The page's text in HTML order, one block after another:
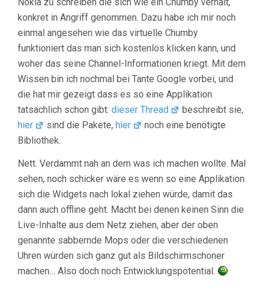
konkret in Angriff genommen. Dazu habe ich mir noch
einmal angesehen wie das virtuelle Chumby
funktioniert das man sich kostenlos klicken kann, und
woher das seine Channel-Informationen kriegt. Mit dem
Wissen bin ich nochmal bei Tante Google vorbei, und
die hat mir gezeigt dass es so eine Applikation
tatsächlich schon gibt: dieser Thread
beschreibt sie,
hier
sind die Pakete,hier
noch eine benötigte
Bibliothek.
Nett. Verdammt nah an dem was ich machen wollte. Mal
sehen, noch schicker wäre es wenn so eine Applikation
sich die Widgets nach lokal ziehen würde, damit das
dann auch offline geht. Macht bei denen keinen Sinn die
Live-Inhalte aus dem Netz ziehen, aber der oben
genannte sabbernde Mops oder die verschiedenen
Uhren würden sich ganz gut als Bildschirmschoner
machen… Also doch noch Entwicklungspotential.